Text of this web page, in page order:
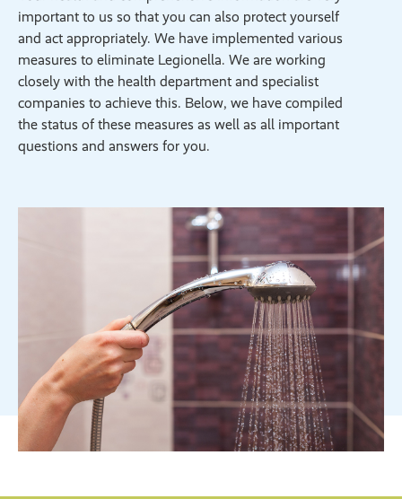
important to us so that you can also protect yourself
and act appropriately. We have implemented various
measures to eliminate Legionella. We are working
closely with the health department and specialist
companies to achieve this. Below, we have compiled
the status of these measures as well as all important
questions and answers for you.